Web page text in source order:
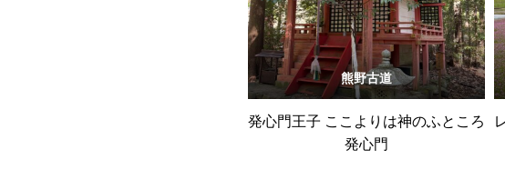
熊野古道
発心門王子 ここよりは神のふところ
発心門